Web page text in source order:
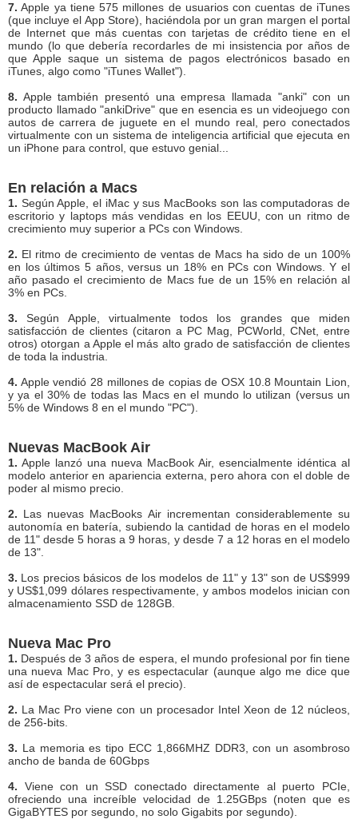
7. Apple ya tiene 575 millones de usuarios con cuentas de iTunes
(que incluye el App Store), haciéndola por un gran margen el portal
de Internet que más cuentas con tarjetas de crédito tiene en el
mundo (lo que debería recordarles de mi insistencia por años de
que Apple saque un sistema de pagos electrónicos basado en
iTunes, algo como "iTunes Wallet").
8. Apple también presentó una empresa llamada "anki" con un
producto llamado "ankiDrive" que en esencia es un videojuego con
autos de carrera de juguete en el mundo real, pero conectados
virtualmente con un sistema de inteligencia artificial que ejecuta en
un iPhone para control, que estuvo genial...
En relación a Macs
1. Según Apple, el iMac y sus MacBooks son las computadoras de
escritorio y laptops más vendidas en los EEUU, con un ritmo de
crecimiento muy superior a PCs con Windows.
2. El ritmo de crecimiento de ventas de Macs ha sido de un 100%
en los últimos 5 años, versus un 18% en PCs con Windows. Y el
año pasado el crecimiento de Macs fue de un 15% en relación al
3% en PCs.
3. Según Apple, virtualmente todos los grandes que miden
satisfacción de clientes (citaron a PC Mag, PCWorld, CNet, entre
otros) otorgan a Apple el más alto grado de satisfacción de clientes
de toda la industria.
4. Apple vendió 28 millones de copias de OSX 10.8 Mountain Lion,
y ya el 30% de todas las Macs en el mundo lo utilizan (versus un
5% de Windows 8 en el mundo "PC").
Nuevas MacBook Air
1. Apple lanzó una nueva MacBook Air, esencialmente idéntica al
modelo anterior en apariencia externa, pero ahora con el doble de
poder al mismo precio.
2. Las nuevas MacBooks Air incrementan considerablemente su
autonomía en batería, subiendo la cantidad de horas en el modelo
de 11" desde 5 horas a 9 horas, y desde 7 a 12 horas en el modelo
de 13".
3. Los precios básicos de los modelos de 11" y 13" son de US$999
y US$1,099 dólares respectivamente, y ambos modelos inician con
almacenamiento SSD de 128GB.
Nueva Mac Pro
1. Después de 3 años de espera, el mundo profesional por fin tiene
una nueva Mac Pro, y es espectacular (aunque algo me dice que
así de espectacular será el precio).
2. La Mac Pro viene con un procesador Intel Xeon de 12 núcleos,
de 256-bits.
3. La memoria es tipo ECC 1,866MHZ DDR3, con un asombroso
ancho de banda de 60Gbps
4. Viene con un SSD conectado directamente al puerto PCIe,
ofreciendo una increíble velocidad de 1.25GBps (noten que es
GigaBYTES por segundo, no solo Gigabits por segundo).